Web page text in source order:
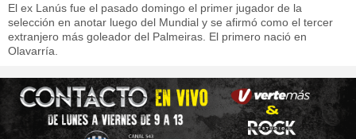
El ex Lanús fue el pasado domingo el primer jugador de la
selección en anotar luego del Mundial y se afirmó como el tercer
extranjero más goleador del Palmeiras. El primero nació en
Olavarría.